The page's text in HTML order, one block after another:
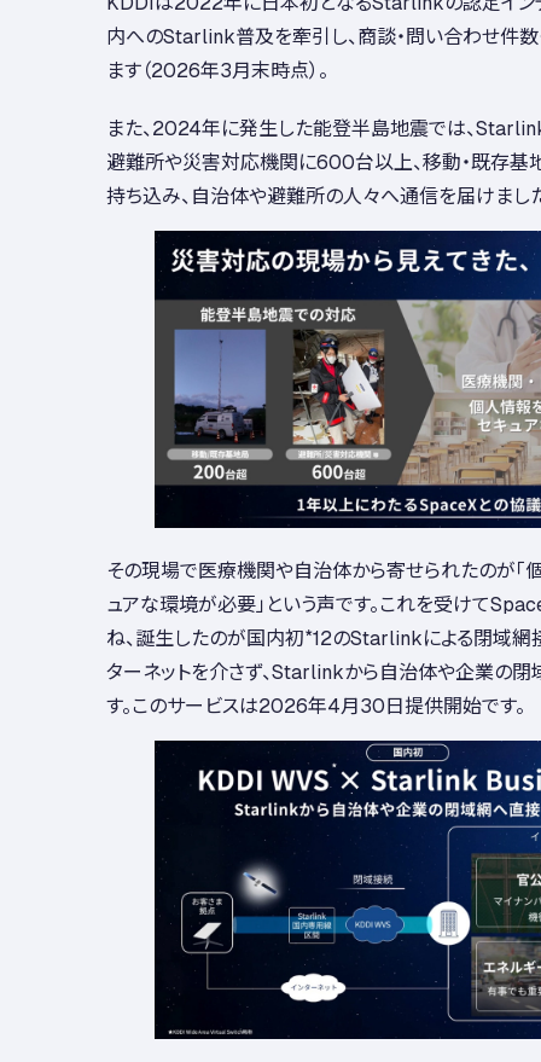
内へのStarlink普及を牽引し、商談・問い合わせ件
ます（2026年3月末時点）。
また、2024年に発生した能登半島地震では、
避難所や災害対応機関に600台以上、移動・既存
持ち込み、自治体や避難所の人々へ通信を届けまし
その現場で医療機関や自治体から寄せられたのが「
ュアな環境が必要」という声です。これを受けて
ね、誕生したのが国内初*12のStarlinkによる閉域網
ターネットを介さず、Starlinkから自治体や企業の
す。このサービスは2026年4月30日提供開始です。